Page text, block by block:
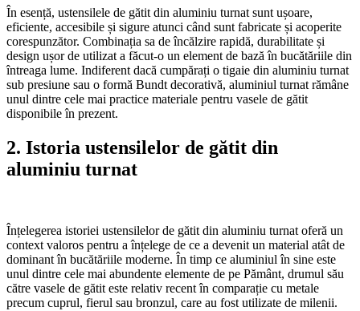
În esență, ustensilele de gătit din aluminiu turnat sunt ușoare,
eficiente, accesibile și sigure atunci când sunt fabricate și acoperite
corespunzător. Combinația sa de încălzire rapidă, durabilitate și
design ușor de utilizat a făcut-o un element de bază în bucătăriile din
întreaga lume. Indiferent dacă cumpărați o tigaie din aluminiu turnat
sub presiune sau o formă Bundt decorativă, aluminiul turnat rămâne
unul dintre cele mai practice materiale pentru vasele de gătit
disponibile în prezent.
2. Istoria ustensilelor de gătit din
aluminiu turnat
Înțelegerea istoriei ustensilelor de gătit din aluminiu turnat oferă un
context valoros pentru a înțelege de ce a devenit un material atât de
dominant în bucătăriile moderne. În timp ce aluminiul în sine este
unul dintre cele mai abundente elemente de pe Pământ, drumul său
către vasele de gătit este relativ recent în comparație cu metale
precum cuprul, fierul sau bronzul, care au fost utilizate de milenii.